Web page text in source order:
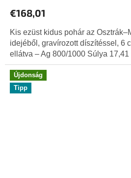
€168,01
Kis ezüst kidus pohár az
idejéből, gravírozott díszítéssel, 6
ellátva – Ag 800/1000 Súlya 17,41
Újdonság
Tipp